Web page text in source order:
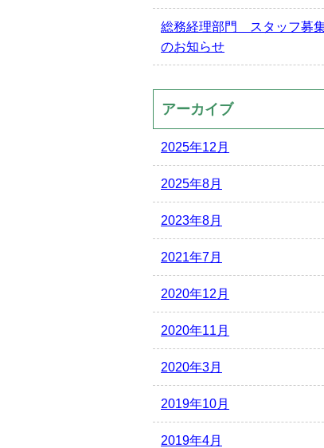
総務経理部門 スタッフ募
のお知らせ
アーカイブ
2025年12月
2025年8月
2023年8月
2021年7月
2020年12月
2020年11月
2020年3月
2019年10月
2019年4月